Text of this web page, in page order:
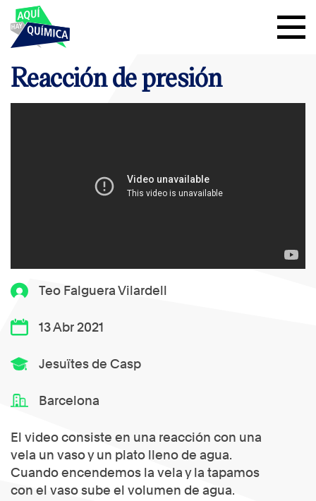
Teo Falguera Vilardell
13 Abr 2021
Jesuïtes de Casp
Barcelona
El video consiste en una reacción con una
vela un vaso y un plato lleno de agua.
Cuando encendemos la vela y la tapamos
con el vaso sube el volumen de agua.
Reacción de presión